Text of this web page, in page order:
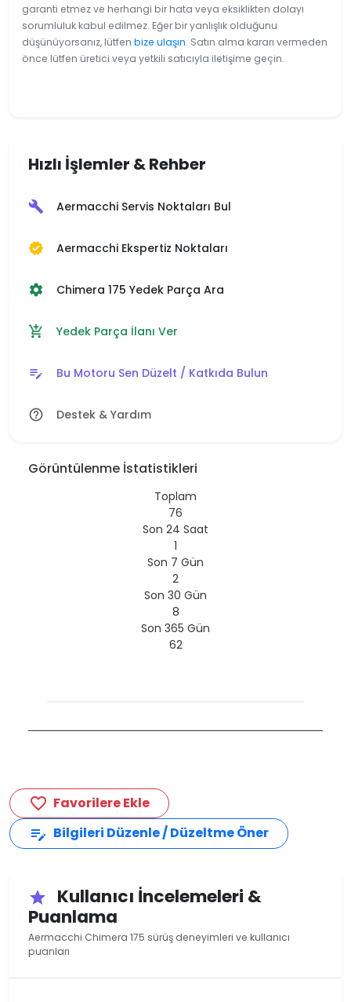
garanti etmez ve herhangi bir hata veya eksiklikten dolayı
sorumluluk kabul edilmez. Eğer bir yanlışlık olduğunu
düşünüyorsanız, lütfen bize ulaşın. Satın alma kararı vermeden
önce lütfen üretici veya yetkili satıcıyla iletişime geçin.
Hızlı İşlemler & Rehber
build Aermacchi Servis Noktaları Bul
verified Aermacchi Ekspertiz Noktaları
settings Chimera 175 Yedek Parça Ara
add_shopping_cart Yedek Parça İlanı Ver
edit_note Bu Motoru Sen Düzelt / Katkıda Bulun
help_outline Destek & Yardım
Görüntülenme İstatistikleri
Toplam
76
Son 24 Saat
1
Son 7 Gün
2
Son 30 Gün
8
Son 365 Gün
62
favorite_border Favorilere Ekle
edit_note Bilgileri Düzenle / Düzeltme Öner
star
Kullanıcı İncelemeleri &
Puanlama
Aermacchi Chimera 175 sürüş deneyimleri ve kullanıcı
puanları